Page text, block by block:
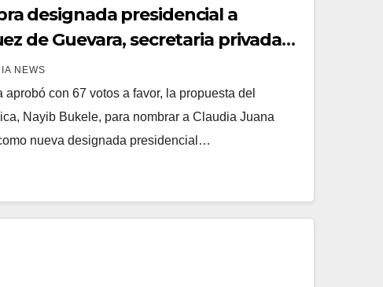
designada presidencial a
de Guevara, secretaria privada
NEWS
aprobó con 67 votos a favor, la propuesta del
Nayib Bukele, para nombrar a Claudia Juana
nueva designada presidencial…